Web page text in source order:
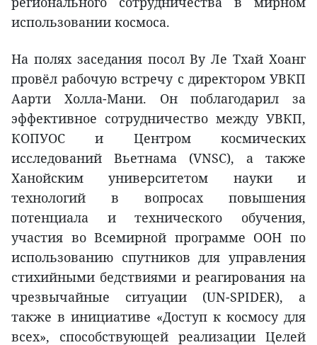
использовании космоса.
На полях заседания посол Ву Ле Тхай Хоанг
провёл рабочую встречу с директором УВКП
Аарти Холла-Мани. Он поблагодарил за
эффективное сотрудничество между УВКП,
КОПУОС и Центром космических
исследований Вьетнама (VNSC), а также
Ханойским университетом науки и
технологий в вопросах повышения
потенциала и технического обучения,
участия во Всемирной программе ООН по
использованию спутников для управления
стихийными бедствиями и реагирования на
чрезвычайные ситуации (UN-SPIDER), а
также в инициативе «Доступ к космосу для
всех», способствующей реализации Целей